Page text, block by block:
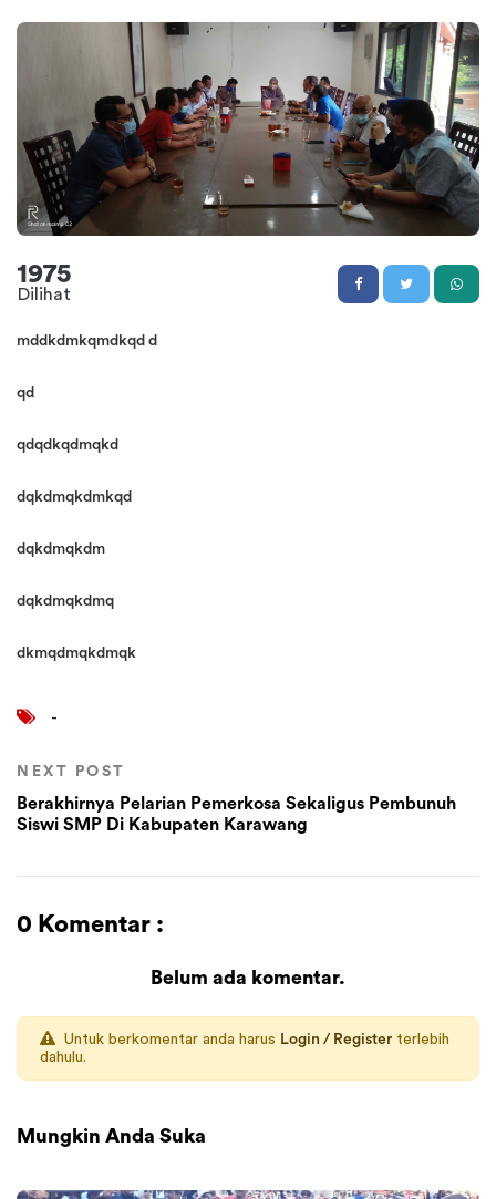
1975
Dilihat
mddkdmkqmdkqd d
qd
qdqdkqdmqkd
dqkdmqkdmkqd
dqkdmqkdm
dqkdmqkdmq
dkmqdmqkdmqk
-
NEXT POST
Berakhirnya Pelarian Pemerkosa Sekaligus Pembunuh
Siswi SMP Di Kabupaten Karawang
0 Komentar :
Belum ada komentar.
Untuk berkomentar anda harus Login / Register terlebih
dahulu.
Mungkin Anda Suka